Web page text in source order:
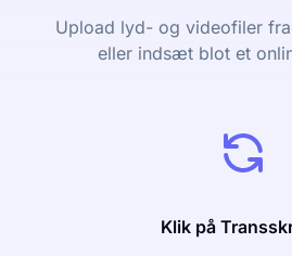
Upload lyd- og videofiler
eller indsæt blot et
Klik på